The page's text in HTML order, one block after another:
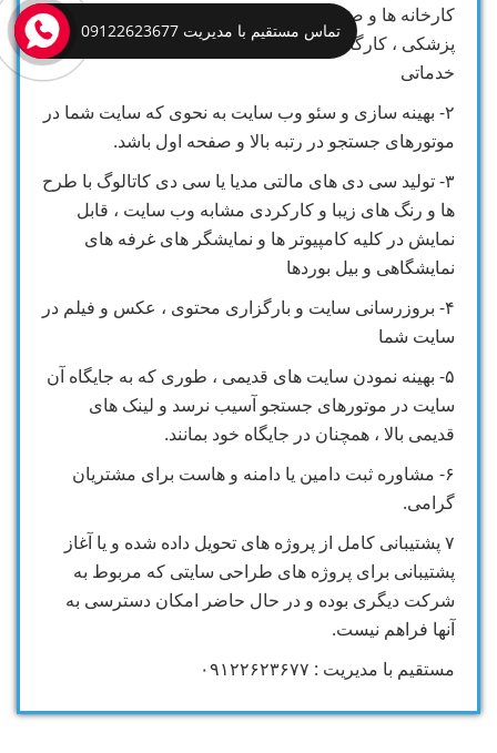
کارخانه ها و صنایع ، فروشگاه ها ، مراکز درمانی و
پزشکی ، کارگاه های صنعتی و کلیه مراکز تولیدی و
خدماتی
۲- بهینه سازی و سئو وب سایت به نحوی که سایت شما در
موتورهای جستجو در رتبه بالا و صفحه اول باشد.
۳- تولید سی دی های مالتی مدیا یا سی دی کاتالوگ با طرح
ها و رنگ های زیبا و کارکردی مشابه وب سایت ، قابل
نمایش در کلیه کامپیوتر ها و نمایشگر های غرفه های
نمایشگاهی و بیل بوردها
۴- بروزرسانی سایت و بارگزاری محتوی ، عکس و فیلم در
سایت شما
۵- بهینه نمودن سایت های قدیمی ، طوری که به جایگاه آن
سایت در موتورهای جستجو آسیب نرسد و لینک های
قدیمی بالا ، همچنان در جایگاه خود بمانند.
۶- مشاوره ثبت دامین یا دامنه و هاست برای مشتریان
گرامی.
۷ پشتیبانی کامل از پروژه های تحویل داده شده و یا آغاز
پشتیبانی برای پروژه های طراحی سایتی که مربوط به
شرکت دیگری بوده و در حال حاضر امکان دسترسی به
آنها فراهم نیست.
مستقیم با مدیریت : ۰۹۱۲۲۶۲۳۶۷۷
تماس مستقیم با مدیریت 09122623677